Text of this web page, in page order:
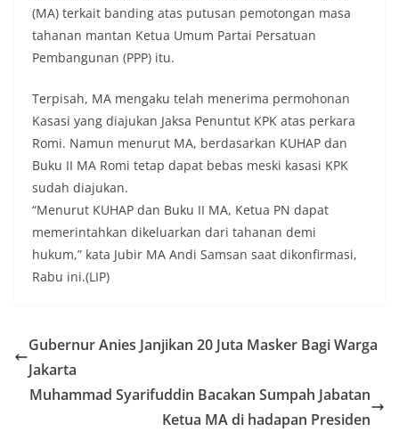
(MA) terkait banding atas putusan pemotongan masa
tahanan mantan Ketua Umum Partai Persatuan
Pembangunan (PPP) itu.
Terpisah, MA mengaku telah menerima permohonan
Kasasi yang diajukan Jaksa Penuntut KPK atas perkara
Romi. Namun menurut MA, berdasarkan KUHAP dan
Buku II MA Romi tetap dapat bebas meski kasasi KPK
sudah diajukan.
“Menurut KUHAP dan Buku II MA, Ketua PN dapat
memerintahkan dikeluarkan dari tahanan demi
hukum,” kata Jubir MA Andi Samsan saat dikonfirmasi,
Rabu ini.(LIP)
Gubernur Anies Janjikan 20 Juta Masker Bagi Warga
Jakarta
Muhammad Syarifuddin Bacakan Sumpah Jabatan
Ketua MA di hadapan Presiden